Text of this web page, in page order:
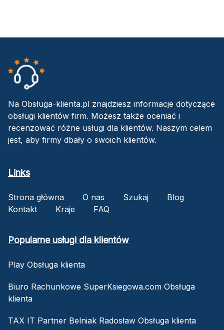
Na Obsługa-klienta.pl znajdziesz informacje dotyczące
obsługi klientów firm. Możesz także oceniać i
recenzować różne usługi dla klientów. Naszym celem
jest, aby firmy dbały o swoich klientów.
Links
Strona główna O nas Szukaj
Blog
Kontakt
Kraje FAQ
Popularne usługi dla klientów
Play Obsługa klienta
Biuro Rachunkowe SuperKsiegowa.com Obsługa
klienta
TAX IT Partner Belniak Radosław Obsługa klienta